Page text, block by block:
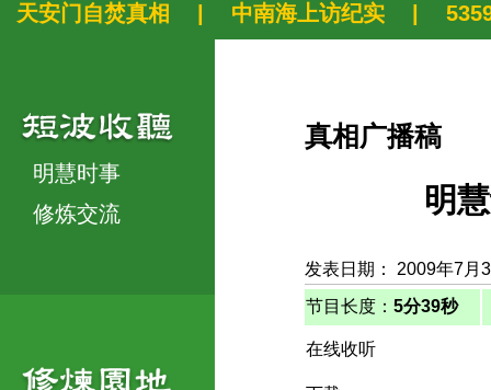
天安门自焚真相 中南海上访纪实
明慧时事
修炼交流
真相广播稿
明
发表日期： 2009年7月
节目长度： 5分39秒
在线收听